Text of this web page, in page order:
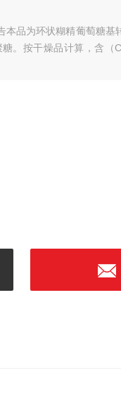
本品为环状糊精葡萄糖基
。按干燥品计算，含（